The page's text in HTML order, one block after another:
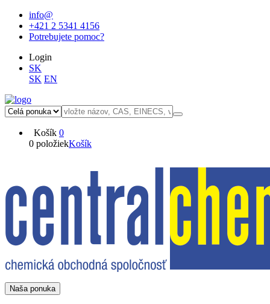
info@
+421 2 5341 4156
Potrebujete pomoc?
Login
SK
SK EN
Košík 0
0 položiekKošík
Naša ponuka